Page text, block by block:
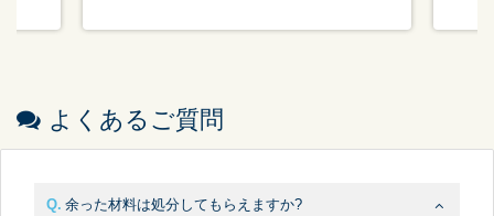
よくあるご質問
余った材料は処分してもらえますか?